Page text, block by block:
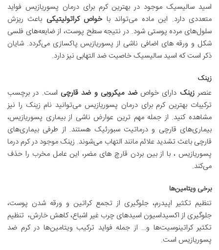
اسید سالیسیک موجود در بهترین کرم برای درمان پسوریازیس فواید
متعددی دارد. این ماده می‌تواند باخواص کراتولیتیکی باعث ریزش
سلول‌های مرده پوستی شود. در نتیجه سطح پوست، از ضایعه‌های فلسی
شکل و ورقه های اضافی ناشی از پسوریازیس پاکسازی می‌گردد. شایان
ذکر است که اسید سالیسیک خاصیت ضد التهابی نیز دارد.
زینک
عنصرزینک دارای خواص ضد میکروبی و ضد قارچی است. در برچسب
ترکیبات بهترین کرم برای درمان پسوریازیس می‌توانید نام زینک را نیز
مشاهده کنید. از جمله مهم ترین عوارض ناشی از بیماری پسوریازیس،
بیماری‌های قارچی و درماتیت سبورئیک هستند. از طرفی بیماری‌های
قارچی باعث تشدید علائم مانند التهاب می‌شوند. زینک موجود در کرم درما
پسوریازیس ، با از بین بردن قارچ های مضر، این عامل مخرب را حذف
می‌کند.
برخی ویتامین‌ها
تنظیم تکثیر اپیدرم، جلوگیری از تجمع کراتین و ورقه شدن پوست،
جلوگیری از اکسیداسیون اسیدهای چرب غیر اشباع، کاهش خارش، تنظیم
تکثیر کراتینوسیت‌ها و… از جمله فواید ترکیب ویتامین‌ها در کرم ضد
پسوریازیس است.